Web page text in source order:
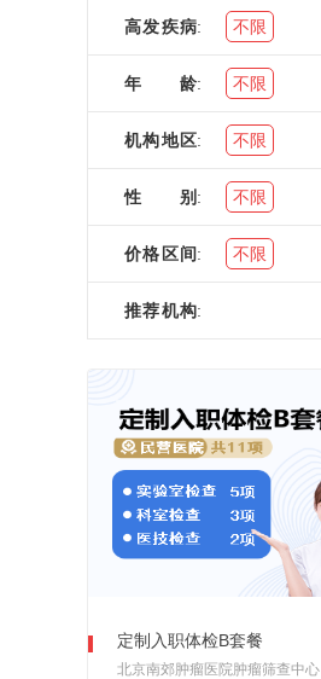
高发疾病: 不限
年龄: 不限
机构地区: 不限
性别 : 不限
价格区间: 不限
推荐机构:
定制入职体检B套餐
北京南郊肿瘤医院肿瘤筛查中心